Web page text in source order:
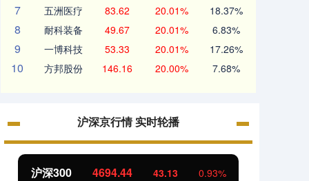
7 五洲医疗 83.62 20.01% 18.37%
8 耐科装备 49.67 20.01% 6.83%
9 一博科技 53.33 20.01% 17.26%
10 方邦股份 146.16 20.00% 7.68%
沪深京行情 实时轮播
北证50 1134.24 11.37 1.01%